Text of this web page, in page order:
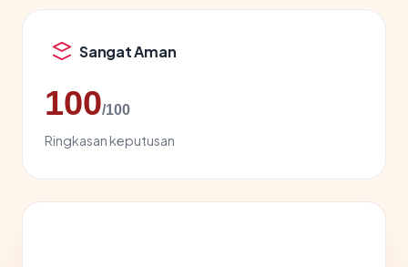
Sangat Aman
100/100
Ringkasan keputusan